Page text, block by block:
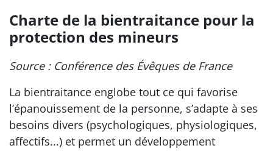
Charte de la bientraitance pour la
protection des mineurs
Source : Conférence des Évêques de France
La bientraitance englobe tout ce qui favorise
l’épanouissement de la personne, s’adapte à ses
besoins divers (psychologiques, physiologiques,
affectifs...) et permet un développement